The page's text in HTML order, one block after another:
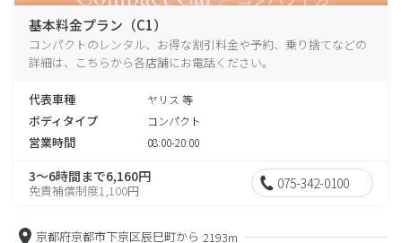
基本料金プラン（C1）
コンパクトのレンタル、お得な割引料金や予約、乗り捨てなどの
詳細は、こちらから各店舗にお電話ください。
代表車種 ヤリス 等
ボディタイプ コンパクト
営業時間 08:00-20:00
3～6時間まで6,160円
免責補償制度1,100円 075-342-0100
京都府京都市下京区辰巳町から 2193m